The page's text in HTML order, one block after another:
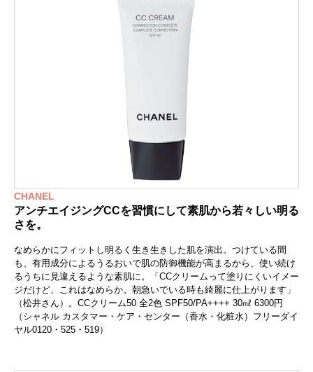
CHANEL
アンチエイジングCCを習慣にして素肌から若々しい明る
さを。
なめらかにフィットし明るく生き生きした肌を演出。つけている間
も、有用成分によるうるおいで肌の防御機能が高まるから、使い続け
るうちに見違えるような素肌に。「CCクリームって塗りにくいイメー
ジだけど、これはなめらか。朝急いでいる時も綺麗に仕上がります」
（松井さん）。CCクリーム50 全2色 SPF50/PA++++ 30㎖ 6300円
（シャネル カスタマー・ケア・センター（香水・化粧水）フリーダイ
ヤル0120・525・519）